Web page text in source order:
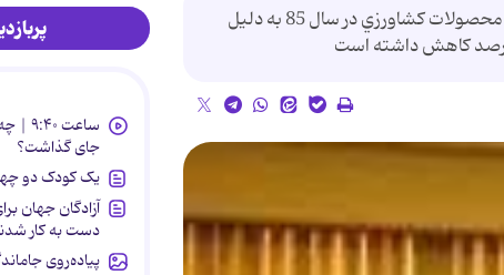
مديركل دفتر توسعه تجارت و بازار وزارت جهاد كشاورزي اظهار كرد: واردات نهاده‌ها و محصولات كشاورزي در سال 85 به دليل
ساعت
جای گذاشت؟
یک کودک دو
آزادگان جهان
دست به کار
پیاده‌روی